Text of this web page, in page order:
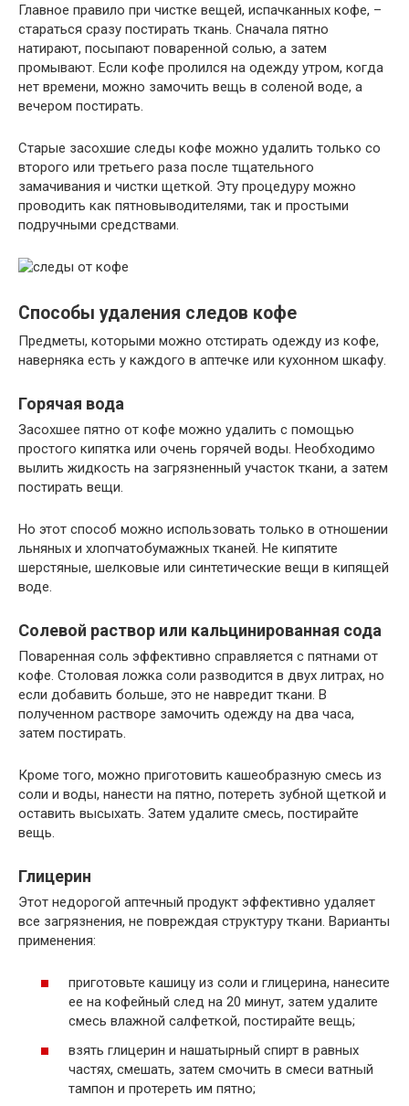
Главное правило при чистке вещей, испачканных кофе, –
стараться сразу постирать ткань. Сначала пятно
натирают, посыпают поваренной солью, а затем
промывают. Если кофе пролился на одежду утром, когда
нет времени, можно замочить вещь в соленой воде, а
вечером постирать.
Старые засохшие следы кофе можно удалить только со
второго или третьего раза после тщательного
замачивания и чистки щеткой. Эту процедуру можно
проводить как пятновыводителями, так и простыми
подручными средствами.
Способы удаления следов кофе
Предметы, которыми можно отстирать одежду из кофе,
наверняка есть у каждого в аптечке или кухонном шкафу.
Горячая вода
Засохшее пятно от кофе можно удалить с помощью
простого кипятка или очень горячей воды. Необходимо
вылить жидкость на загрязненный участок ткани, а затем
постирать вещи.
Но этот способ можно использовать только в отношении
льняных и хлопчатобумажных тканей. Не кипятите
шерстяные, шелковые или синтетические вещи в кипящей
воде.
Солевой раствор или кальцинированная сода
Поваренная соль эффективно справляется с пятнами от
кофе. Столовая ложка соли разводится в двух литрах, но
если добавить больше, это не навредит ткани. В
полученном растворе замочить одежду на два часа,
затем постирать.
Кроме того, можно приготовить кашеобразную смесь из
соли и воды, нанести на пятно, потереть зубной щеткой и
оставить высыхать. Затем удалите смесь, постирайте
вещь.
Глицерин
Этот недорогой аптечный продукт эффективно удаляет
все загрязнения, не повреждая структуру ткани. Варианты
применения:
приготовьте кашицу из соли и глицерина, нанесите
ее на кофейный след на 20 минут, затем удалите
смесь влажной салфеткой, постирайте вещь;
взять глицерин и нашатырный спирт в равных
частях, смешать, затем смочить в смеси ватный
тампон и протереть им пятно;